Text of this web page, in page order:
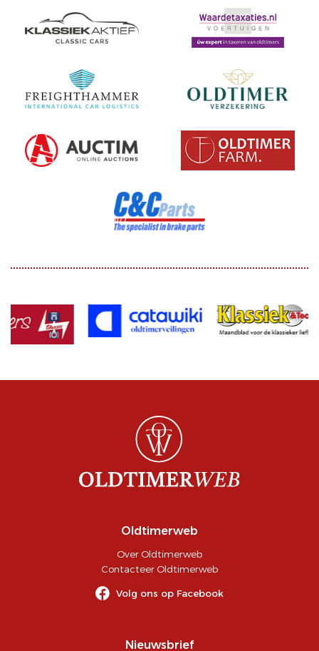
Oldtimerweb
Over Oldtimerweb
Contacteer Oldtimerweb
Volg ons op Facebook
Nieuwsbrief